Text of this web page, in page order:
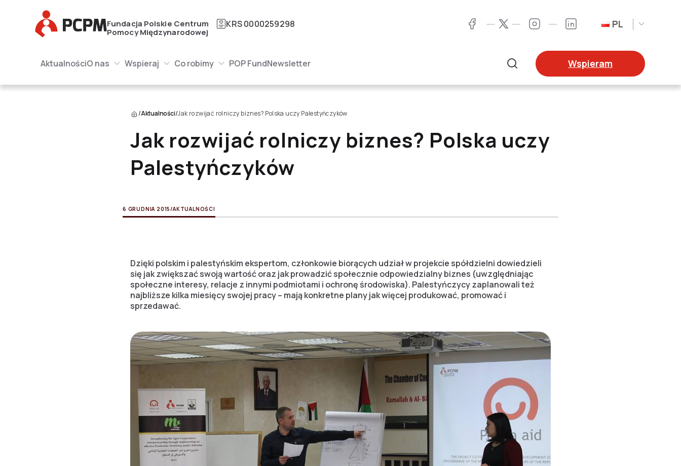
Główne Logo
Fundacja Polskie Centrum
Pomocy Międzynarodowej
KRS0000259298 FacebookTwitter InstagramLinkedIn PL
Główne Logo
AktualnościO nasO nas Submenu WspierajWspieraj Submenu Co robimySubmenu POP FundNewsletter
Wspieram
/Aktualności/Jak rozwijać rolniczy biznes? Polska uczy Palestyńczyków
Jak rozwijać rolniczy biznes? Polska uczy
Palestyńczyków
6 GRUDNIA 2015 /AKTUALNOŚCI
Dzięki polskim i palestyńskim ekspertom, członkowie biorących udział w projekcie spółdzielni dowiedzieli
się jak zwiększać swoją wartość oraz jak prowadzić społecznie odpowiedzialny biznes (uwzględniając
społeczne interesy, relacje z innymi podmiotami i ochronę środowiska). Palestyńczycy zaplanowali też
najbliższe kilka miesięcy swojej pracy – mają konkretne plany jak więcej produkować, promować i
sprzedawać.